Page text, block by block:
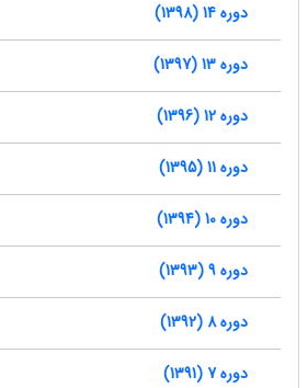
دوره 14 (1398)
دوره 13 (1397)
دوره 12 (1396)
دوره 11 (1395)
دوره 10 (1394)
دوره 9 (1393)
دوره 8 (1392)
دوره 7 (1391)